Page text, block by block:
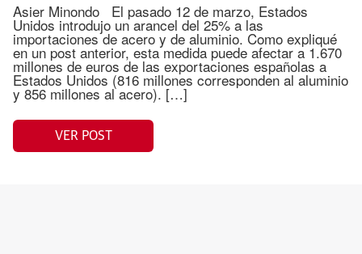
Asier Minondo El pasado 12 de marzo, Estados
Unidos introdujo un arancel del 25% a las
importaciones de acero y de aluminio. Como expliqué
en un post anterior, esta medida puede afectar a 1.670
millones de euros de las exportaciones españolas a
Estados Unidos (816 millones corresponden al aluminio
y 856 millones al acero). […]
VER POST